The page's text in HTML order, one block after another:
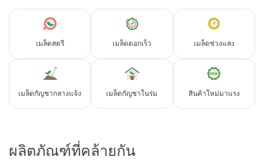
เมล็ดสตรี เมล็ดดอกเร็ว เมล็ดช่วงแสง
เมล็ดกัญชากลางแจ้ง เมล็ดกัญชาในร่ม สินค้าใหม่มาแรง
ผลิตภัณฑ์ที่คล้ายกัน